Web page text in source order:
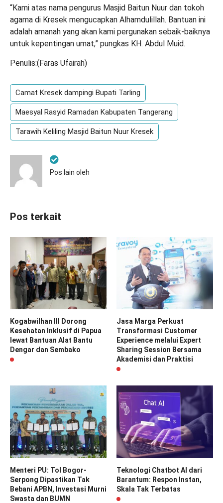
“Kami atas nama pengurus Masjid Baitun Nuur dan tokoh
agama di Kresek mengucapkan Alhamdulillah. Bantuan ini
adalah amanah yang akan kami pergunakan sebaik-baiknya
untuk kepentingan umat,” pungkas KH. Abdul Muid.
Penulis:(Faras Ufairah)
Camat Kresek dampingi Bupati Tarling
Maesyal Rasyid Ramadan Kabupaten Tangerang
Tarawih Keliling Masjid Baitun Nuur Kresek
Pos lain oleh
Pos terkait
Kogabwilhan III Dorong
Kesehatan Inklusif di Papua
lewat Bantuan Alat Bantu
Dengar dan Sembako
Jasa Marga Perkuat
Transformasi Customer
Experience melalui Expert
Sharing Session Bersama
Akademisi dan Praktisi
Menteri PU: Tol Bogor-
Serpong Dipastikan Tak
Bebani APBN, Investasi Murni
Swasta dan BUMN
Teknologi Chatbot AI dari
Barantum: Respon Instan,
Skala Tak Terbatas